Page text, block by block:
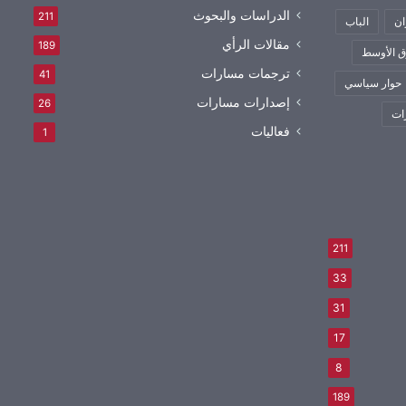
الباب
الأوسط
حوار سياسي
211
33
31
17
8
189
الدراسات والبحوث 211
مقالات الرأي 189
ترجمات مسارات 41
إصدارات مسارات 26
فعاليات 1